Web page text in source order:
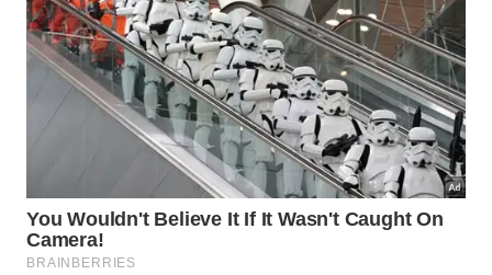
algumas diretrizes técnicas que unem a
conservação com a intenção positiva de união entre
os seus entes queridos:
Utilização de produtos específicos que não
agridam a integridade do material.
Secagem imediata das superfícies para evitar o
surgimento de manchas de água.
Manutenção do entorno do equipamento sempre
livre de objetos desnecessários.